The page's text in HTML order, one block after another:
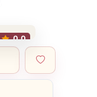
0.0